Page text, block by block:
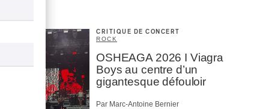
CRITIQUE DE CONCERT
ROCK
OSHEAGA 2026 I Viagra
Boys au centre d’un
gigantesque défouloir
Par Marc-Antoine Bernier